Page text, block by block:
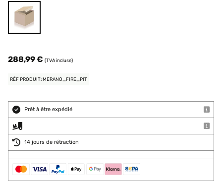
288,99 € (TVA incluse)
RÉF PRODUIT: MERANO_FIRE_PIT
Prêt à être expédié
14 jours de rétraction